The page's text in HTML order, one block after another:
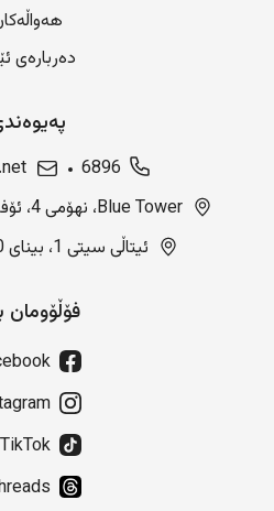
دەربارەی
6896
Blue Tower، نهۆمی 4، ئۆفیسی 407، بەغدا، عێراق
ئیتاڵی سیتی 1، بینای 130 هەولێر، عێراق
فۆڵۆومان
TikTok